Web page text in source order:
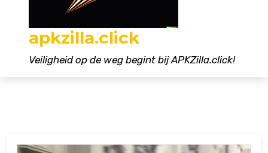
apkzilla.click
Veiligheid op de weg begint bij APKZilla.click!